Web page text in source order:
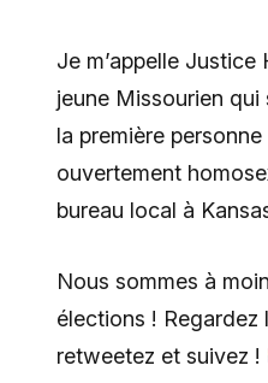
Je m’appelle Justice
jeune Missourien
la première
ouvertement
bureau local à
Nous sommes à
élections !
retweetez et suivez !